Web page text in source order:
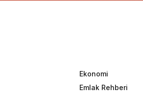
Ekonomi
Emlak Rehberi